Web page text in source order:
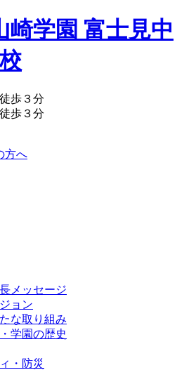
方へ
メッセージ
ョン
な取り組み
学園の歴史
・防災